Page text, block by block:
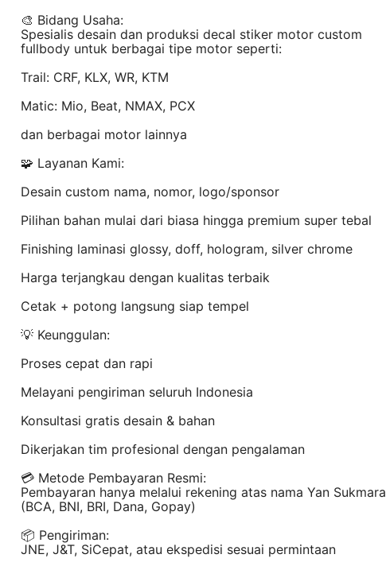
🎨 Bidang Usaha:
Spesialis desain dan produksi decal stiker motor custom
fullbody untuk berbagai tipe motor seperti:
Trail: CRF, KLX, WR, KTM
Matic: Mio, Beat, NMAX, PCX
dan berbagai motor lainnya
🧩 Layanan Kami:
Desain custom nama, nomor, logo/sponsor
Pilihan bahan mulai dari biasa hingga premium super tebal
Finishing laminasi glossy, doff, hologram, silver chrome
Harga terjangkau dengan kualitas terbaik
Cetak + potong langsung siap tempel
💡 Keunggulan:
Proses cepat dan rapi
Melayani pengiriman seluruh Indonesia
Konsultasi gratis desain & bahan
Dikerjakan tim profesional dengan pengalaman
💳 Metode Pembayaran Resmi:
Pembayaran hanya melalui rekening atas nama Yan Sukmara
(BCA, BNI, BRI, Dana, Gopay)
📦 Pengiriman:
JNE, J&T, SiCepat, atau ekspedisi sesuai permintaan